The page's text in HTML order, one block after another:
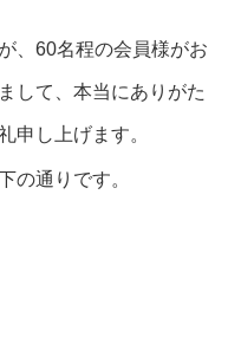
、60名程の会員様がお
して、本当にありがた
申し上げます。
の通りです。